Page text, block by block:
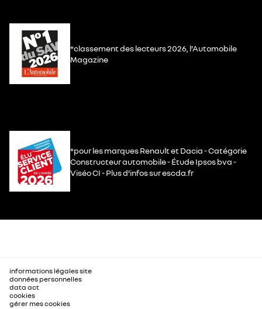
*classement des lecteurs 2026, l’Automobile
Magazine
*pour les marques Renault et Dacia - Catégorie
Constructeur automobile - Étude Ipsos bva -
Viséo CI - Plus d’infos sur escda.fr
informations légales site
données personnelles
data act
cookies
gérer mes cookies